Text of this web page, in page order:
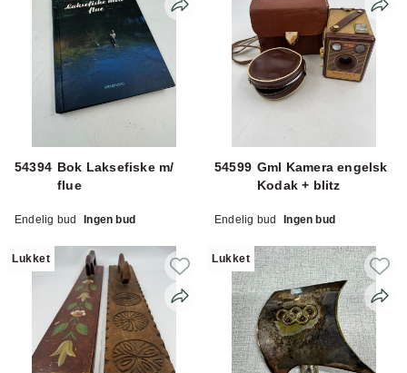
54394 Bok Laksefiske m/
flue
Endelig bud Ingen bud
54599 Gml Kamera engelsk
Kodak + blitz
Endelig bud Ingen bud
Lukket Lukket